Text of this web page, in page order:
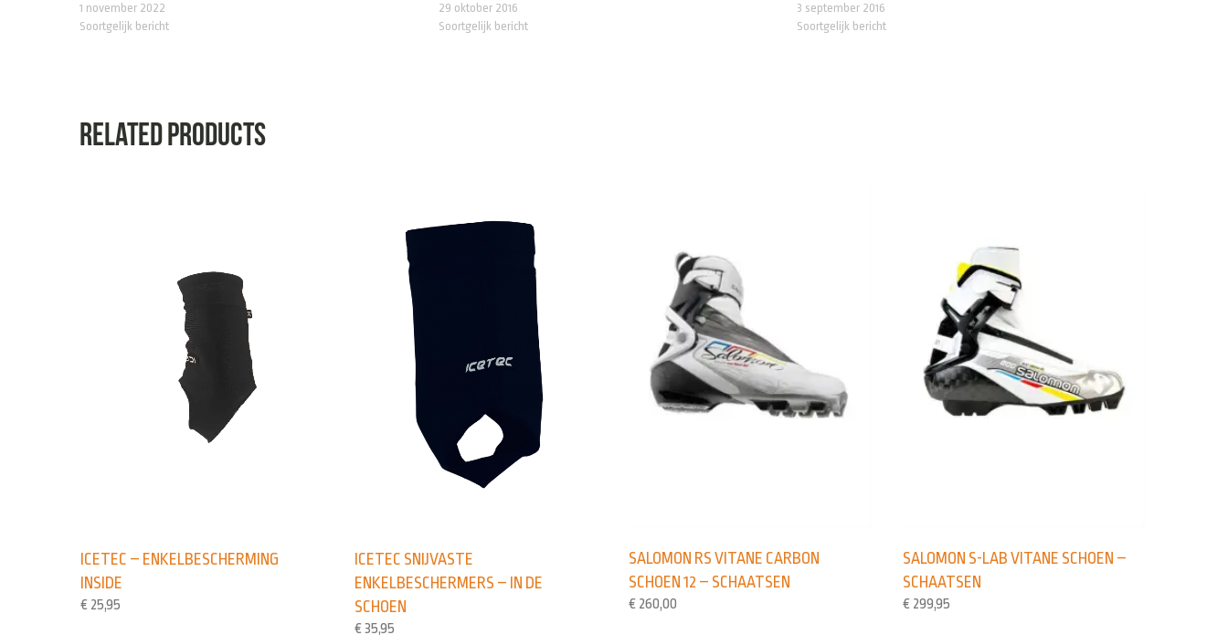
1 november 2022
Soortgelijk bericht
29 oktober 2016
Soortgelijk bericht
3 september 2016
Soortgelijk bericht
Related products
ICETEC – ENKELBESCHERMING
INSIDE
€ 25,95
ICETEC SNIJVASTE
ENKELBESCHERMERS – IN DE
SCHOEN
€ 35,95
SALOMON RS VITANE CARBON
SCHOEN 12 – SCHAATSEN
€ 260,00
SALOMON S-LAB VITANE SCHOEN –
SCHAATSEN
€ 299,95